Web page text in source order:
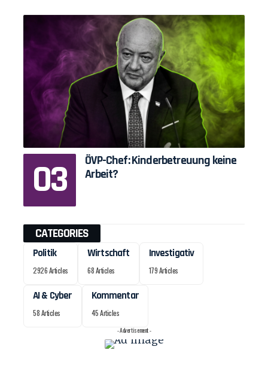
ÖVP-Chef: Kinderbetreuung keine
Arbeit?
CATEGORIES
Politik
2926 Articles
Wirtschaft
68 Articles
Investigativ
179 Articles
AI & Cyber
58 Articles
Kommentar
45 Articles
- Advertisement -